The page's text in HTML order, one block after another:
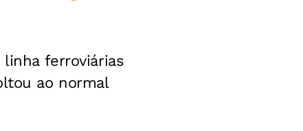
linha ferroviárias
ao normal